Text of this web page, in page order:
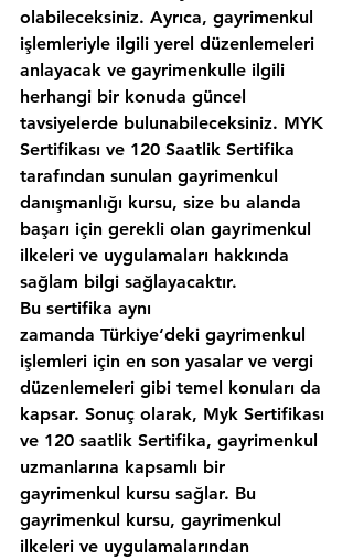
olabileceksiniz. Ayrıca, gayrimenkul
işlemleriyle ilgili yerel düzenlemeleri
anlayacak ve gayrimenkulle ilgili
herhangi bir konuda güncel
tavsiyelerde bulunabileceksiniz. MYK
Sertifikası ve 120 Saatlik Sertifika
tarafından sunulan gayrimenkul
danışmanlığı kursu, size bu alanda
başarı için gerekli olan gayrimenkul
ilkeleri ve uygulamaları hakkında
sağlam bilgi sağlayacaktır.
Bu sertifika aynı
zamanda Türkiye‘deki gayrimenkul
işlemleri için en son yasalar ve vergi
düzenlemeleri gibi temel konuları da
kapsar. Sonuç olarak, Myk Sertifikası
ve 120 saatlik Sertifika, gayrimenkul
uzmanlarına kapsamlı bir
gayrimenkul kursu sağlar. Bu
gayrimenkul kursu, gayrimenkul
ilkeleri ve uygulamalarından